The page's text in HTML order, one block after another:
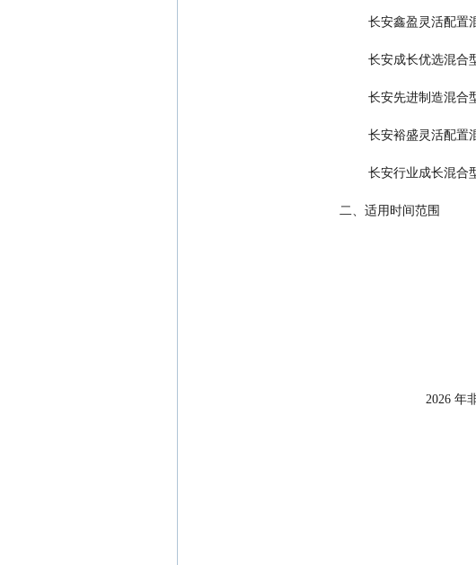
                    二、适用时间范围